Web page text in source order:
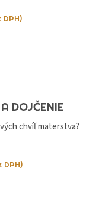
DPH)
DOJČENIE
chvíľ materstva?
DPH)